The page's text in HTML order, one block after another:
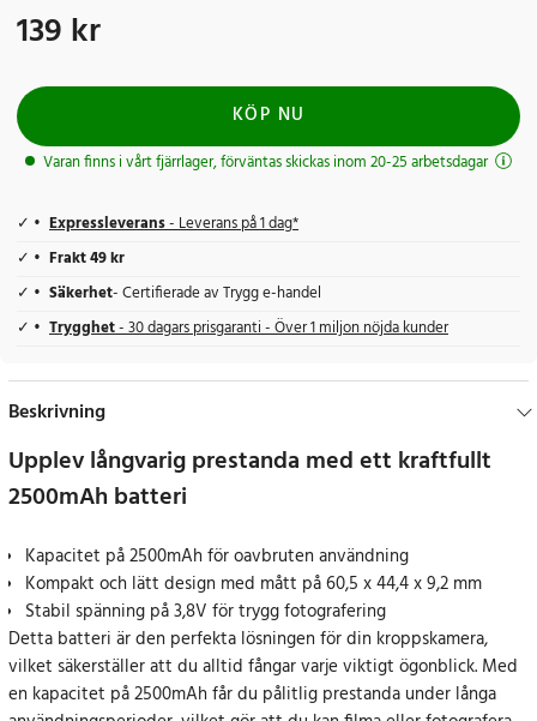
Pris:139 kr
139 kr
KÖP NU
Varan finns i vårt fjärrlager, förväntas skickas inom 20-25 arbetsdagar
Expressleverans- Leverans på 1 dag*
Frakt 49 kr
Säkerhet- Certifierade av Trygg e-handel
Trygghet- 30 dagars prisgaranti - Över 1 miljon nöjda kunder
Beskrivning
Upplev långvarig prestanda med ett kraftfullt
2500mAh batteri
Kapacitet på 2500mAh för oavbruten användning
Kompakt och lätt design med mått på 60,5 x 44,4 x 9,2 mm
Stabil spänning på 3,8V för trygg fotografering
Detta batteri är den perfekta lösningen för din kroppskamera,
vilket säkerställer att du alltid fångar varje viktigt ögonblick. Med
en kapacitet på 2500mAh får du pålitlig prestanda under långa